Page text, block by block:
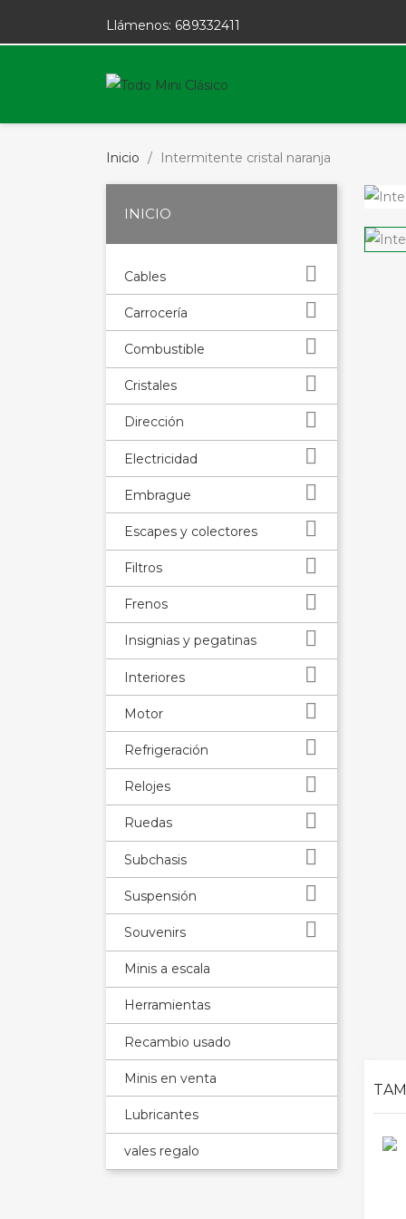
Llámenos: 689332411
Inicio Intermitente cristal naranja
INICIO
Cables 
Carrocería 
Combustible 
Cristales 
Dirección 
Electricidad 
Embrague 
Escapes y colectores 
Filtros 
Frenos 
Insignias y pegatinas 
Interiores 
Motor 
Refrigeración 
Relojes 
Ruedas 
Subchasis 
Suspensión 
Souvenirs 
Minis a escala
Herramientas
Recambio usado
Minis en venta
Lubricantes
vales regalo